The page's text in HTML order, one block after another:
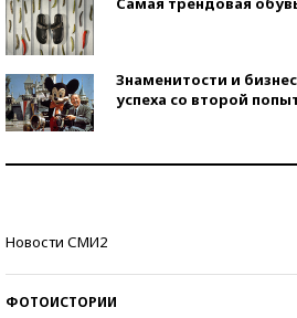
Знаменитости и
успеха со второй
Новости СМИ2
ФОТОИСТОРИИ